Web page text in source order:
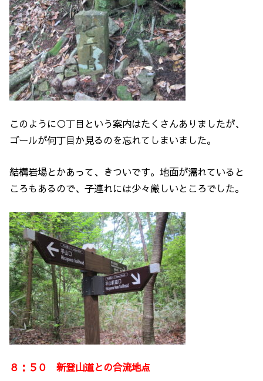
このように○丁目という案内はたくさんありましたが、
ゴールが何丁目か見るのを忘れてしまいました。
結構岩場とかあって、きついです。地面が濡れていると
ころもあるので、子連れには少々厳しいところでした。
８：５０ 新登山道との合流地点